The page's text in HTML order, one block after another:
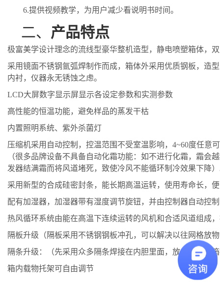
6.提供视频教学，为用户减少看说明书时间。
二、 产品特点
极富美学设计理念的流线型豪华整机造型，静电喷塑箱体，
采用镜面不锈钢氩弧焊制作而成，箱体外采用优质钢板，造
内衬，仪器永无锈蚀之虑。
LCD大屏数字显示屏显示各设定参数和实测参数
高性能的恒温功能，避免样品的蒸发干枯
内置照明系统、紫外杀菌灯
压缩机采用自动控制，控温范围不受室温影响， 4~60度任意
（很多品牌设备不具备自动化霜功能： 如不进行化霜，霜会
发器结满霜而将风道堵死，致使冷风不能循环制冷效果下降）
采用新型的合成硅密封条，能长期高温运转，使用寿命长，
配有加湿器，加湿器带有湿度调节旋钮，并由控制器自动控
热风循环系统由能在高温下连续运转的风机和合适风道组成
隔板升级（隔板采用不锈钢钢板冲孔，可以解决以往网格放
隔条升级：（先采用众多隔条焊接在内胆里面，放上隔板就
箱内载物托架可自由调节